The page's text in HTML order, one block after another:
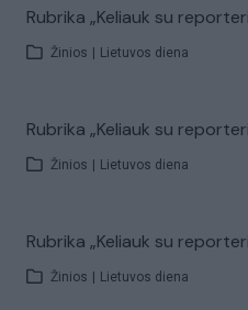
Rubrika „Keliauk su
Žinios Lietuvos diena
Rubrika „Keliauk su
Žinios Lietuvos diena
Rubrika „Keliauk su
Žinios Lietuvos diena